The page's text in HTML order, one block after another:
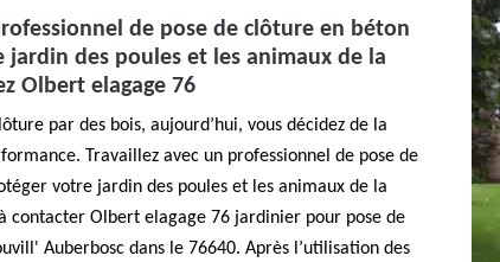
de pose de clôture en béton
des poules et les animaux de la
Olbert elagage 76
par des bois, aujourd’hui, vous décidez de la
Travaillez avec un professionnel de pose de
votre jardin des poules et les animaux de la
à contacter Olbert elagage 76 jardinier pour pose de
Auberbosc dans le 76640. Après l’utilisation des